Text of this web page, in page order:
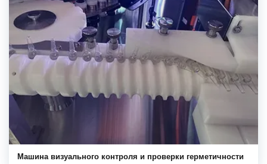
Машина визуального контроля и проверки герметичности